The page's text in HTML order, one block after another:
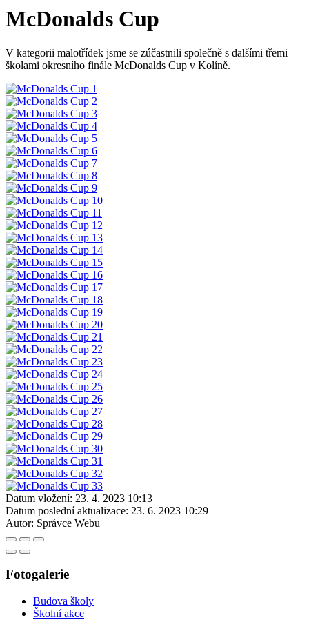
McDonalds Cup
V kategorii malotřídek jsme se zúčastnili společně s dalšími třemi
školami okresního finále McDonalds Cup v Kolíně.
Datum vložení: 23. 4. 2023 10:13
Datum poslední aktualizace: 23. 6. 2023 10:29
Autor: Správce Webu
Fotogalerie
Budova školy
Školní akce